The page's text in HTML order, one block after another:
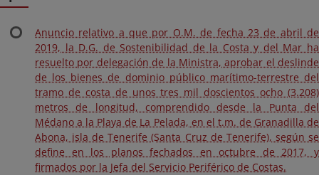
Anuncio relativo a que por O.M. de fecha 23 de abril de
2019, la D.G. de Sostenibilidad de la Costa y del Mar ha
resuelto por delegación de la Ministra, aprobar el deslinde
de los bienes de dominio público marítimo-terrestre del
tramo de costa de unos tres mil doscientos ocho (3.208)
metros de longitud, comprendido desde la Punta del
Médano a la Playa de La Pelada, en el t.m. de Granadilla de
Abona, isla de Tenerife (Santa Cruz de Tenerife), según se
define en los planos fechados en octubre de 2017, y
firmados por la Jefa del Servicio Periférico de Costas.